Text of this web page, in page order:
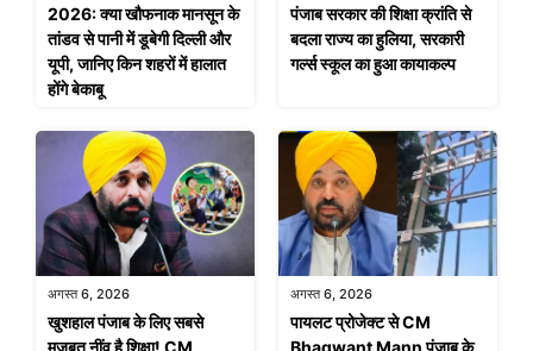
2026: क्या खौफनाक मानसून के
तांडव से पानी में डूबेगी दिल्ली और
यूपी, जानिए किन शहरों में हालात
होंगे बेकाबू
पंजाब सरकार की शिक्षा क्रांति से
बदला राज्य का हुलिया, सरकारी
गर्ल्स स्कूल का हुआ कायाकल्प
अगस्त 6, 2026
खुशहाल पंजाब के लिए सबसे
अगस्त 6, 2026
पायलट प्रोजेक्ट से CM